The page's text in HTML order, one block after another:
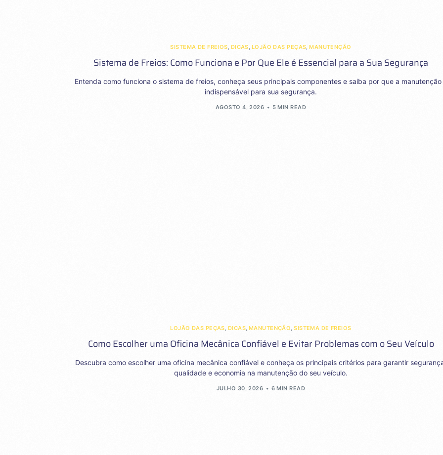
SISTEMA DE FREIOS DICAS LOJÃO DAS PEÇAS ,MANUTENÇÃO
Sistema de Freios: Como Funciona e Por Que Ele é Essencial para a Sua Segurança
Entenda como funciona o sistema de freios, conheça seus principais componentes e saiba por que a manutenção
indispensável para sua segurança.
AGOSTO 4, 2026 5 MIN READ
LOJÃO DAS PEÇAS, DICAS, MANUTENÇÃO,SISTEMA DE FREIOS
Como Escolher uma Oficina Mecânica Confiável e Evitar Problemas com o Seu Veículo
Descubra como escolher uma oficina mecânica confiável e conheça os principais critérios para garantir
qualidade e economia na manutenção do seu veículo.
JULHO 30, 2026 6 MIN READ